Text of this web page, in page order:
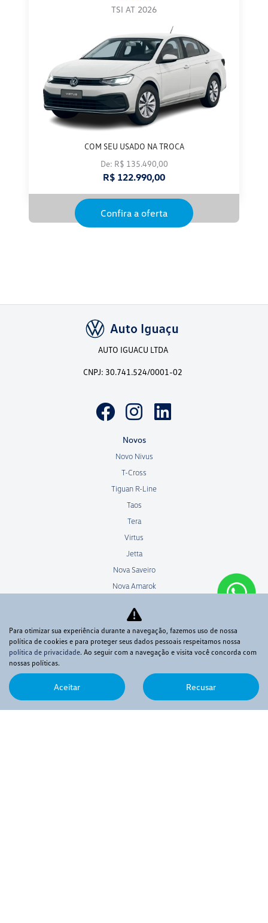
TSI AT 2026
COM SEU USADO NA TROCA
De: R$ 135.490,00
R$ 122.990,00
Confira a oferta
AUTO IGUACU LTDA
CNPJ: 30.741.524/0001-02
Novos
Novo Nivus
T-Cross
Tiguan R-Line
Taos
Tera
Virtus
Jetta
Nova Saveiro
Nova Amarok
Novo Polo
Seminovos
Ofertas
Frotistas
Produtores rurais
Para otimizar sua experiência durante a navegação, fazemos uso de nossa
política de cookies e para proteger seus dados pessoais respeitamos nossa
política de privacidade. Ao seguir com a navegação e visita você concorda com
nossas políticas.
Aceitar Recusar